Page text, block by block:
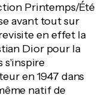
Printemps/Été
avant tout sur
en effet la
Dior pour la
s'inspire
en 1947 dans
natif de